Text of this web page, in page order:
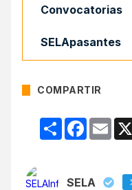
Convocatorias
SELApasantes
COMPARTIR
CompartirFacebook
Email
SELA